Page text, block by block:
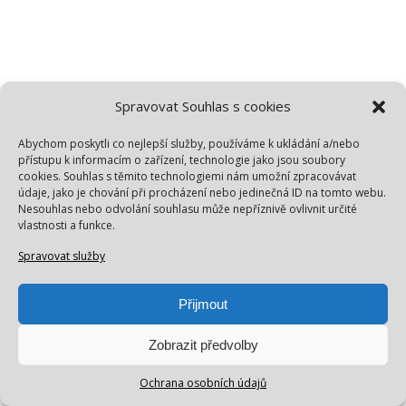
Spravovat Souhlas s cookies
Abychom poskytli co nejlepší služby, používáme k ukládání a/nebo
přístupu k informacím o zařízení, technologie jako jsou soubory
cookies. Souhlas s těmito technologiemi nám umožní zpracovávat
údaje, jako je chování při procházení nebo jedinečná ID na tomto webu.
Nesouhlas nebo odvolání souhlasu může nepříznivě ovlivnit určité
vlastnosti a funkce.
Spravovat služby
Přijmout
Zobrazit předvolby
Ochrana osobních údajů